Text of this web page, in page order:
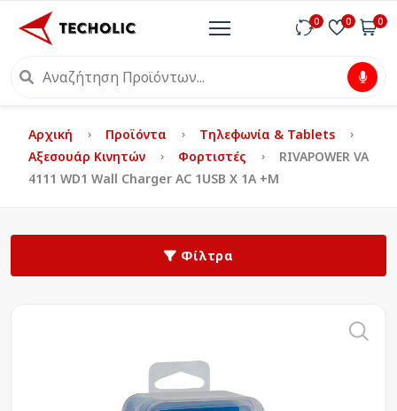
0 0 0
Αρχική Προϊόντα
Τηλεφωνία & Tablets
Αξεσουάρ Κινητών
Φορτιστές
RIVAPOWER VA
4111 WD1 Wall Charger AC 1USB X 1A +m
Φίλτρα